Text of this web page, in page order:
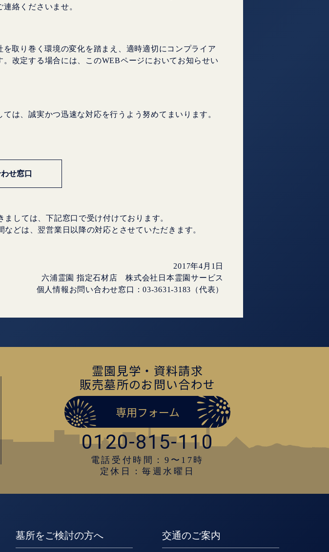
絡くださいませ。
取り巻く環境の変化を踏まえ、適時適切にコンプライア
改定する場合には、このWEBページにおいてお知らせい
は、誠実かつ迅速な対応を行うよう努めてまいります。
せ窓口
しては、下記窓口で受け付けております。
どは、翌営業日以降の対応とさせていただきます。
2017年4月1日
六浦霊園 指定石材店 株式会社日本霊園サービス
個人情報お問い合わせ窓口：03-3631-3183（代表）
霊園見学・資料請求
販売墓所のお問い合わせ
専用フォーム
0120-815-110
電話受付時間：9〜17時
定休日：毎週水曜日
墓所をご検討の方へ 交通のご案内